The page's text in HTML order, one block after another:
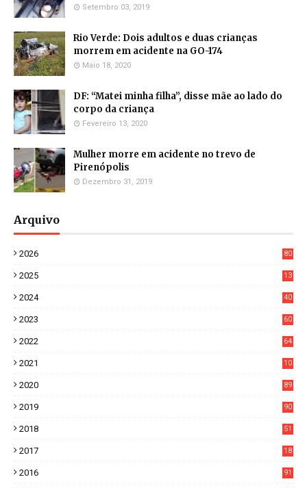
Setembro 03, 2019
Rio Verde: Dois adultos e duas crianças
morrem em acidente na GO-174
Maio 18, 2020
DF: “Matei minha filha”, disse mãe ao lado do
corpo da criança
Fevereiro 13, 2020
Mulher morre em acidente no trevo de
Pirenópolis
Dezembro 31, 2019
Arquivo
2026
80
2025
13
2024
40
2023
60
2022
64
2021
10
2020
89
2019
90
2018
51
2017
18
2016 91